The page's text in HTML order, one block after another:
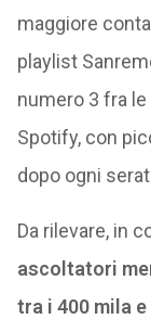
maggiore
playlist
numero 3 fra
Spotify, con
dopo ogni
Da rilevare, in
ascoltatori
tra i 400 mila